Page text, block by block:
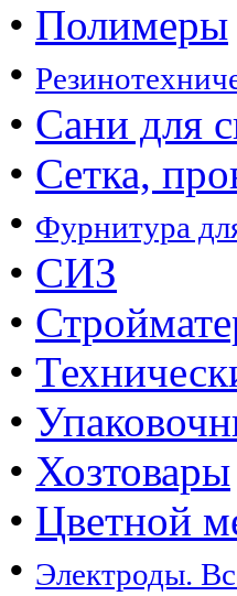
• Полимеры
•
• Сани для
• Сетка,
• Фурнитура
• СИЗ
•
•
•
• Хозтовары
• Цветной
• Электроды.